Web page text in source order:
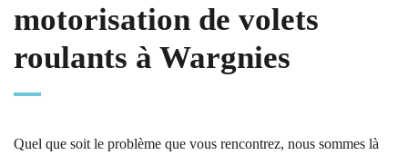
motorisation de volets
roulants à Wargnies
Quel que soit le problème que vous rencontrez, nous sommes là